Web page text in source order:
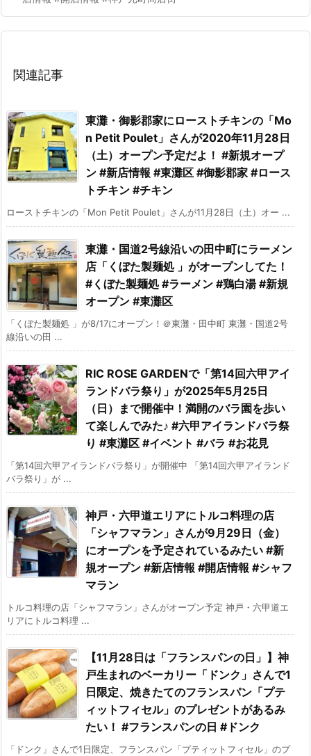
関連記事
東灘・御影郡家にローストチキンの「Mo
n Petit Poulet」さんが2020年11月28日
（土）オープン予定だよ！ #新規オープ
ン #新店情報 #東灘区 #御影郡家 #ロース
トチキン #チキン
ローストチキンの「Mon Petit Poulet」さんが11月28日（土）オー ...
東灘・国道2号線沿いの田中町にラーメン
店「くぼた製麺処 」がオープンしてた！
#くぼた製麺処 #ラーメン #鶏白湯 #新規
オープン #東灘区
「くぼた製麺処 」が8/17にオープン！＠東灘・田中町 東灘・国道2号
線沿いの田 ...
RIC ROSE GARDENで「第14回六甲アイ
ランドバラ祭り」が2025年5月25日
（日）まで開催中！満開のバラ園を歩い
て楽しんでみた♪ #六甲アイランドバラ祭
り #東灘区 #イベント #バラ #お花見
「第14回六甲アイランドバラ祭り」が開催中 「第14回六甲アイランド
バラ祭り」が ...
神戸・六甲道エリアにトルコ料理の店
「シャフマラン」さんが9月29日（金）
にオープンを予定されているみたい #新
規オープン #新店情報 #開店情報 #シャフ
マラン
トルコ料理の店「シャフマラン」さんがオープン予定 神戸・六甲道エ
リアにトルコ料理 ...
【11月28日は「フランスパンの日」】神
戸生まれのベーカリー「ドンク」さんで1
日限定、焼きたてのフランスパン「プテ
ィットフィセル」のプレゼントがあるみ
たい！ #フランスパンの日 #ドンク
「ドンク」さんで1日限定、フランスパン「プティットフィセル」のプ